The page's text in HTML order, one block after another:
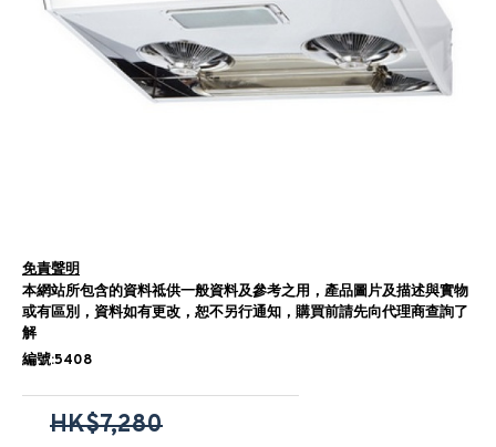
免責聲明
本網站所包含的資料祗供一般資料及參考之用，產品圖片及描述與實物
或有區別，資料如有更改，恕不另行通知，購買前請先向代理商查詢了
解
編號:5408
HK$7,280